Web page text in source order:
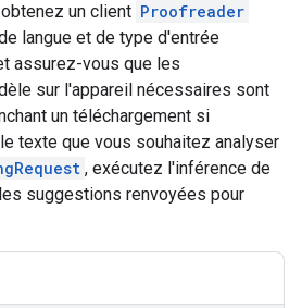
un client Proofreader
langue et de type d'entrée
assurez-vous que les
sur l'appareil nécessaires sont
un téléchargement si
texte que vous souhaitez analyser
, exécutez l'inférence de
suggestions renvoyées pour